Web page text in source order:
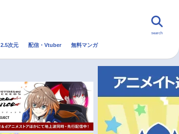
トレンド 無料マンガ
秋アニメ
search
2.5次元 配信・Vtuber 無料マンガ